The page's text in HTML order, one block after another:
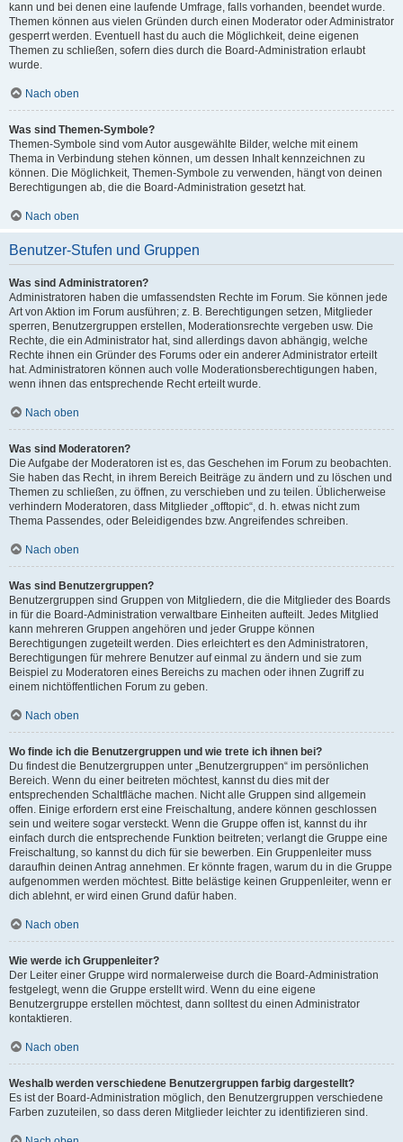
kann und bei denen eine laufende Umfrage, falls vorhanden, beendet wurde.
Themen können aus vielen Gründen durch einen Moderator oder Administrator
gesperrt werden. Eventuell hast du auch die Möglichkeit, deine eigenen
Themen zu schließen, sofern dies durch die Board-Administration erlaubt
wurde.
Nach oben
Was sind Themen-Symbole?
Themen-Symbole sind vom Autor ausgewählte Bilder, welche mit einem
Thema in Verbindung stehen können, um dessen Inhalt kennzeichnen zu
können. Die Möglichkeit, Themen-Symbole zu verwenden, hängt von deinen
Berechtigungen ab, die die Board-Administration gesetzt hat.
Nach oben
Benutzer-Stufen und Gruppen
Was sind Administratoren?
Administratoren haben die umfassendsten Rechte im Forum. Sie können jede
Art von Aktion im Forum ausführen; z. B. Berechtigungen setzen, Mitglieder
sperren, Benutzergruppen erstellen, Moderationsrechte vergeben usw. Die
Rechte, die ein Administrator hat, sind allerdings davon abhängig, welche
Rechte ihnen ein Gründer des Forums oder ein anderer Administrator erteilt
hat. Administratoren können auch volle Moderationsberechtigungen haben,
wenn ihnen das entsprechende Recht erteilt wurde.
Nach oben
Was sind Moderatoren?
Die Aufgabe der Moderatoren ist es, das Geschehen im Forum zu beobachten.
Sie haben das Recht, in ihrem Bereich Beiträge zu ändern und zu löschen und
Themen zu schließen, zu öffnen, zu verschieben und zu teilen. Üblicherweise
verhindern Moderatoren, dass Mitglieder „offtopic“, d. h. etwas nicht zum
Thema Passendes, oder Beleidigendes bzw. Angreifendes schreiben.
Nach oben
Was sind Benutzergruppen?
Benutzergruppen sind Gruppen von Mitgliedern, die die Mitglieder des Boards
in für die Board-Administration verwaltbare Einheiten aufteilt. Jedes Mitglied
kann mehreren Gruppen angehören und jeder Gruppe können
Berechtigungen zugeteilt werden. Dies erleichtert es den Administratoren,
Berechtigungen für mehrere Benutzer auf einmal zu ändern und sie zum
Beispiel zu Moderatoren eines Bereichs zu machen oder ihnen Zugriff zu
einem nichtöffentlichen Forum zu geben.
Nach oben
Wo finde ich die Benutzergruppen und wie trete ich ihnen bei?
Du findest die Benutzergruppen unter „Benutzergruppen“ im persönlichen
Bereich. Wenn du einer beitreten möchtest, kannst du dies mit der
entsprechenden Schaltfläche machen. Nicht alle Gruppen sind allgemein
offen. Einige erfordern erst eine Freischaltung, andere können geschlossen
sein und weitere sogar versteckt. Wenn die Gruppe offen ist, kannst du ihr
einfach durch die entsprechende Funktion beitreten; verlangt die Gruppe eine
Freischaltung, so kannst du dich für sie bewerben. Ein Gruppenleiter muss
daraufhin deinen Antrag annehmen. Er könnte fragen, warum du in die Gruppe
aufgenommen werden möchtest. Bitte belästige keinen Gruppenleiter, wenn er
dich ablehnt, er wird einen Grund dafür haben.
Nach oben
Wie werde ich Gruppenleiter?
Der Leiter einer Gruppe wird normalerweise durch die Board-Administration
festgelegt, wenn die Gruppe erstellt wird. Wenn du eine eigene
Benutzergruppe erstellen möchtest, dann solltest du einen Administrator
kontaktieren.
Nach oben
Weshalb werden verschiedene Benutzergruppen farbig dargestellt?
Es ist der Board-Administration möglich, den Benutzergruppen verschiedene
Farben zuzuteilen, so dass deren Mitglieder leichter zu identifizieren sind.